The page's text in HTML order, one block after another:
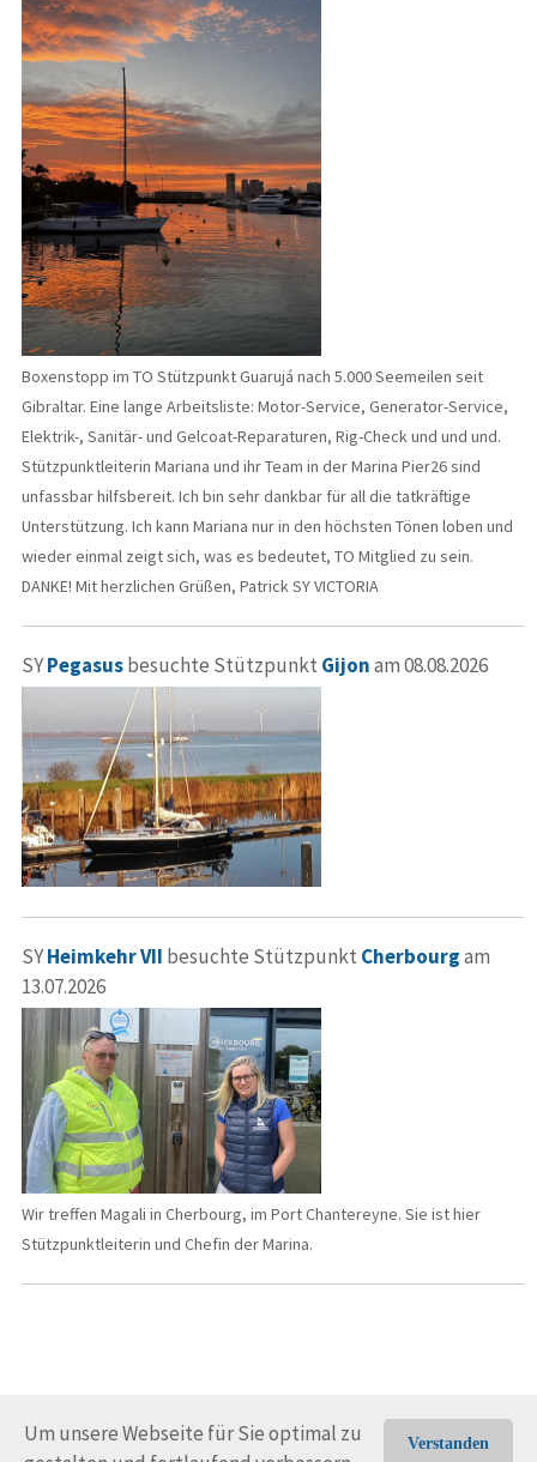
Verstanden
Um unsere Webseite für Sie optimal zu
Boxenstopp im TO Stützpunkt Guarujá nach 5.000 Seemeilen seit
Gibraltar. Eine lange Arbeitsliste: Motor-Service, Generator-Service,
Elektrik-, Sanitär- und Gelcoat-Reparaturen, Rig-Check und und und.
Stützpunktleiterin Mariana und ihr Team in der Marina Pier26 sind
unfassbar hilfsbereit. Ich bin sehr dankbar für all die tatkräftige
Unterstützung. Ich kann Mariana nur in den höchsten Tönen loben und
wieder einmal zeigt sich, was es bedeutet, TO Mitglied zu sein.
DANKE! Mit herzlichen Grüßen, Patrick SY VICTORIA
SYPegasusbesuchte Stützpunkt Gijonam 08.08.2026
SYHeimkehr VII besuchte Stützpunkt Cherbourgam
13.07.2026
Wir treffen Magali in Cherbourg, im Port Chantereyne. Sie ist hier
Stützpunktleiterin und Chefin der Marina.